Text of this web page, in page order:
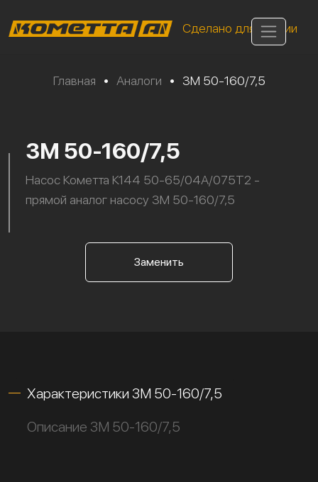
Сделано для России
Главная • Аналоги • 3M 50-160/7,5
3M 50-160/7,5
Насос Кометта К144 50-65/04А/075Т2 -
прямой аналог насосу 3M 50-160/7,5
Заменить
Характеристики 3M 50-160/7,5
Описание 3M 50-160/7,5